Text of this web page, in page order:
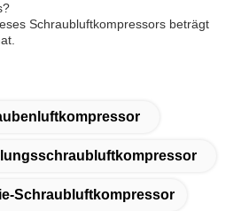
Schraubluftkompressors beträgt
Schraubluftkompressor